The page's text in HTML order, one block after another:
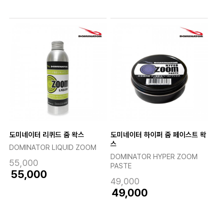
도미네이터 리퀴드 줌 왁스
DOMINATOR LIQUID ZOOM
55,000
55,000
도미네이터 하이퍼 줌 페이스트 왁
스
DOMINATOR HYPER ZOOM
PASTE
49,000
49,000